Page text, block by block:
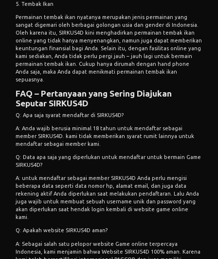
5. Tembak Ikan
Permainan tembak ikan nyatanya merupakan jenis permainan yang
sangat digemari oleh berbagai golongan usia dan gender di Indonesia.
Oleh karena itu, SIRKUS4D kini menghadirkan permainan tembak ikan
online yang tidak hanya menyenangkan, namun juga dapat memberikan
keuntungan finansial bagi Anda. Selain itu, dengan fasilitas online yang
kami sediakan, Anda tidak perlu pergi jauh – jauh lagi untuk bermain
permainan tembak ikan. Cukup hanya dirumah dengan hand phone
Anda saja, maka Anda dapat menikmati permainan tembak ikan
sepuasnya.
FAQ – Pertanyaan yang Sering Diajukan
Seputar SIRKUS4D
Q: Apa saja syarat mendaftar di SIRKUS4D?
A: Anda wajib berusia minimal 18 tahun untuk mendaftar sebagai
member SIRKUS4D. kami tidak memberikan syarat rumit lainnya untuk
mendaftar sebagai member kami.
Q: Data apa saja yang diperlukan untuk mendaftar untuk bermain Game
SIRKUS4D?
A: untuk mendaftar sebagai member SIRKUS4D Anda perlu mengisi
beberapa data seperti data nomor hp, alamat email, dan juga data
rekening aktif Anda diperlukan saat melakukan pendaftaran. Lalu Anda
juga wajib untuk membuat sebuah username unik dan password yang
akan diperlukan saat hendak login kembali di website game online
kami.
Q: Apakah website SIRKUS4D aman?
A: Sebagai salah satu pelopor website Game online terpercaya
Indonesia, kami menjamin bahwa Website SIRKUS4D 100% aman. Karena